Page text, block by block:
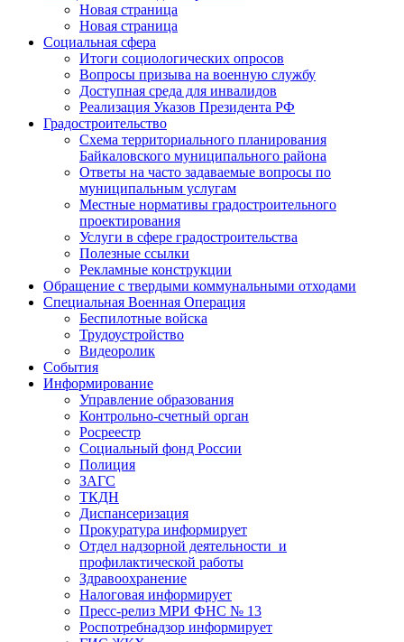
Новая страница
Новая страница
Социальная сфера
Итоги социологических опросов
Вопросы призыва на военную службу
Доступная среда для инвалидов
Реализация Указов Президента РФ
Градостроительство
Схема территориального планирования
Байкаловского муниципального района
Ответы на часто задаваемые вопросы по
муниципальным услугам
Местные нормативы градостроительного
проектирования
Услуги в сфере градостроительства
Полезные ссылки
Рекламные конструкции
Обращение с твердыми коммунальными отходами
Специальная Военная Операция
Беспилотные войска
Трудоустройство
Видеоролик
События
Информирование
Управление образования
Контрольно-счетный орган
Росреестр
Социальный фонд России
Полиция
ЗАГС
ТКДН
Диспансеризация
Прокуратура информирует
Отдел надзорной деятельности и
профилактической работы
Здравоохранение
Налоговая информирует
Пресс-релиз МРИ ФНС № 13
Роспотребнадзор информирует